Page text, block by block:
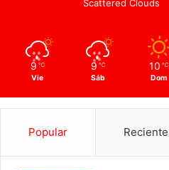
Scattered Clouds
9 ℃
Vie
9 ℃
Sáb
10 ℃
Dom
Popular Reciente